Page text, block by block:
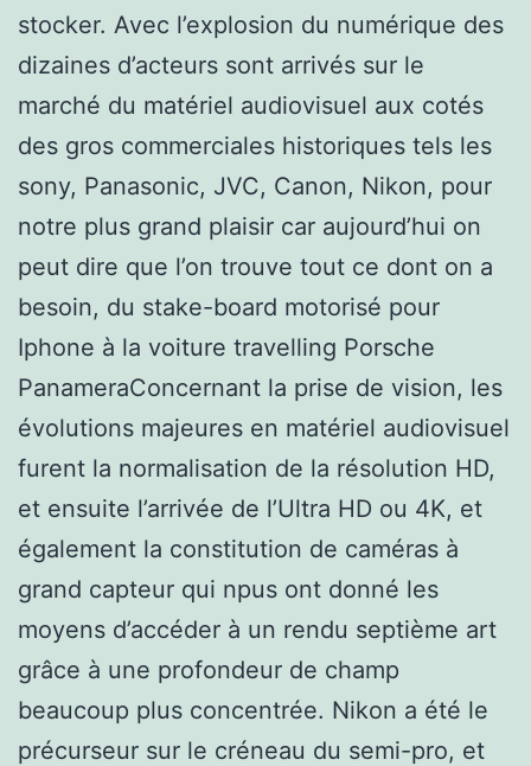
stocker. Avec l’explosion du numérique des
dizaines d’acteurs sont arrivés sur le
marché du matériel audiovisuel aux cotés
des gros commerciales historiques tels les
sony, Panasonic, JVC, Canon, Nikon, pour
notre plus grand plaisir car aujourd’hui on
peut dire que l’on trouve tout ce dont on a
besoin, du stake-board motorisé pour
Iphone à la voiture travelling Porsche
PanameraConcernant la prise de vision, les
évolutions majeures en matériel audiovisuel
furent la normalisation de la résolution HD,
et ensuite l’arrivée de l’Ultra HD ou 4K, et
également la constitution de caméras à
grand capteur qui npus ont donné les
moyens d’accéder à un rendu septième art
grâce à une profondeur de champ
beaucoup plus concentrée. Nikon a été le
précurseur sur le créneau du semi-pro, et